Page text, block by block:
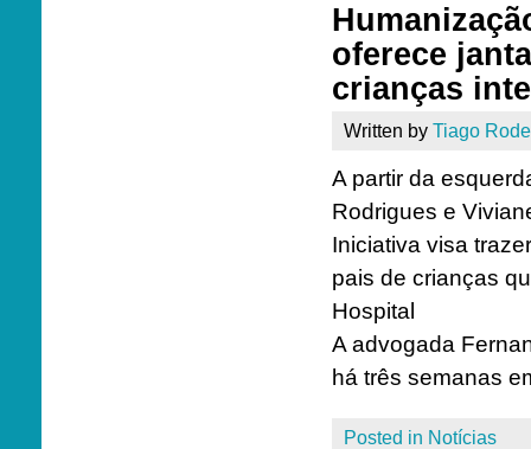
oferece
crianças
Written by Tiago
A partir da
Rodrigues e
Iniciativa visa
pais de crianças
Hospital
A advogada
há três semanas
Posted in Notícias